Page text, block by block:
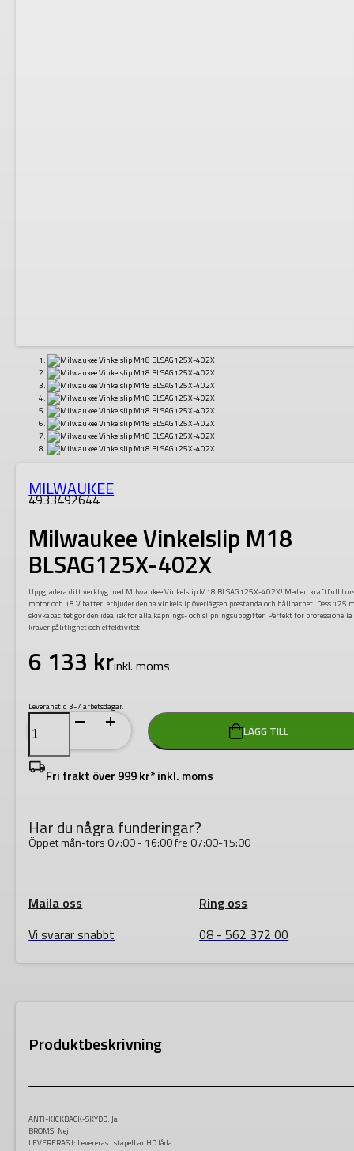
MILWAUKEE
4933492644
Milwaukee Vinkelslip M18
BLSAG125X-402X
Uppgradera ditt verktyg med Milwaukee Vinkelslip M18 BLSAG125X-402X! Med en kraftfull
motor och 18 V batteri erbjuder denna vinkelslip överlägsen prestanda och hållbarhet. Dess 125
skivkapacitet gör den idealisk för alla kapnings- och slipningsuppgifter. Perfekt för professionella
kräver pålitlighet och effektivitet.
6 133 krinkl. moms
Leveranstid 3-7 arbetsdagar.
Milwaukee
Vinkelslip
M18
BLSAG125X-
402X
mängd
LÄGG TILL
Fri frakt över 999 kr* inkl. moms
Har du några funderingar?
Öppet mån-tors 07:00 - 16:00 fre 07:00-15:00
Maila oss
Vi svarar snabbt
Ring oss
08 - 562 372 00
Produktbeskrivning
ANTI-KICKBACK-SKYDD: Ja
BROMS: Nej
LEVERERAS I: Levereras i stapelbar HD låda